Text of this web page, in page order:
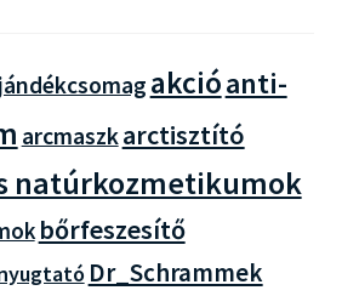
akcióanti-
arcmaszkarctisztító
natúrkozmetikumok
bőrfeszesítő
Dr_Schrammek